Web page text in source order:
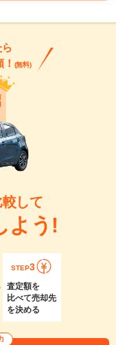
(無料)
して
よう!
STEP3
査定額を
比べて売却先
を決める